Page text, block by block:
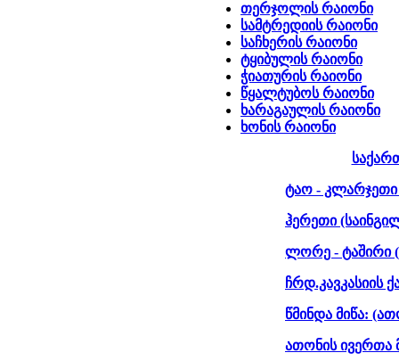
თერჯოლის რაიონი
სამტრედიის რაიონი
საჩხერის რაიონი
ტყიბულის რაიონი
ჭიათურის რაიონი
წყალტუბოს რაიონი
ხარაგაულის რაიონი
ხონის რაიონი
ტაო -
ჰერეთი
ლორე - ტაშირი
ჩრდ.კავკასიის
წმინდა მიწა:
ათონის ივერთა